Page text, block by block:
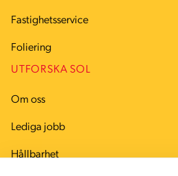
Fastighetsservice
Foliering
UTFORSKA SOL
Om oss
Lediga jobb
Hållbarhet